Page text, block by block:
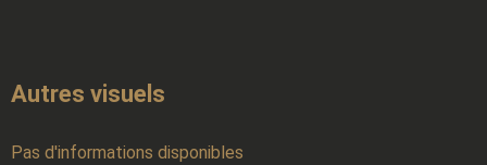
Autres visuels
Pas d'informations disponibles